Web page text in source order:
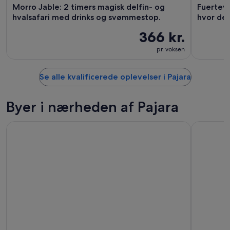
Morro Jable: 2 timers magisk delfin- og
hvalsafari med drinks og svømmestop.
366 kr.
pr. voksen
hvor de
Se alle kvalificerede oplevelser i Pajara
Byer i nærheden af Pajara